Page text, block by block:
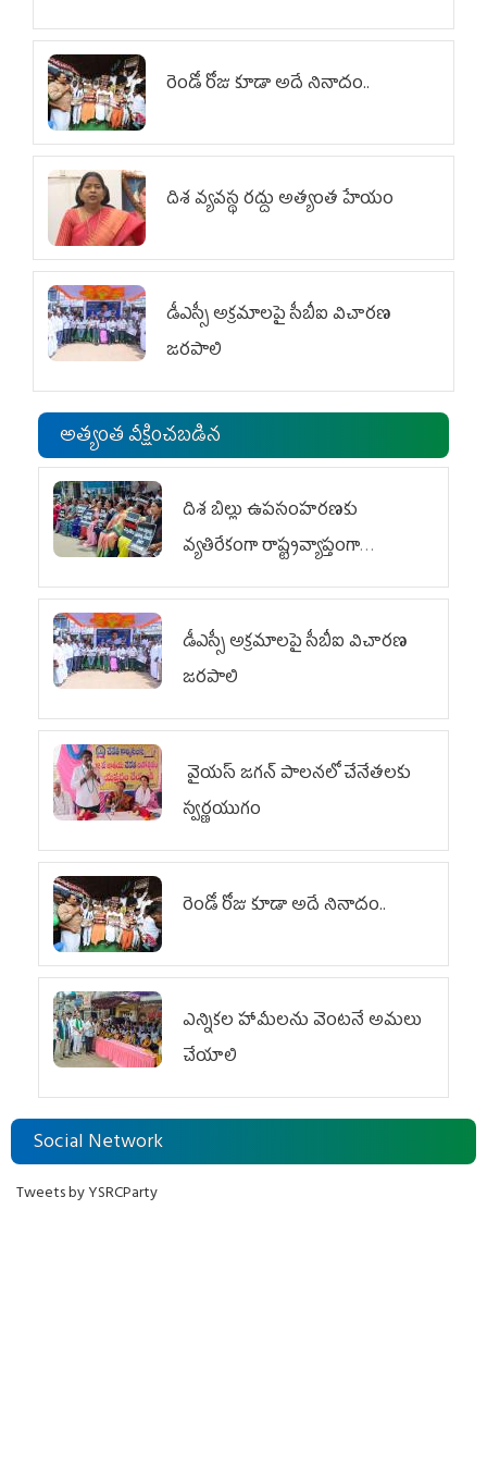
రెండో రోజు కూడా అదే నినాదం..
దిశ వ్యవస్థ రద్దు అత్యంత హేయం
డీఎస్సీ అక్రమాలపై సీబీఐ విచారణ
జరపాలి
అత్యంత వీక్షించబడిన
దిశ బిల్లు ఉపసంహరణకు
వ్యతిరేకంగా రాష్ట్రవ్యాప్తంగా
వైయ‌స్ఆర్‌సీపీ మహిళా విభాగం
డీఎస్సీ అక్రమాలపై సీబీఐ విచారణ
జరపాలి
వైయ‌స్ జగన్ పాలనలో చేనేతలకు
స్వర్ణయుగం
రెండో రోజు కూడా అదే నినాదం..
ఎన్నికల హామీలను వెంటనే అమలు
చేయాలి
Social Network
Tweets by YSRCParty